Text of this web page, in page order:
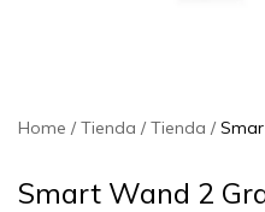
Home Tienda Tienda
Smart Wand 2